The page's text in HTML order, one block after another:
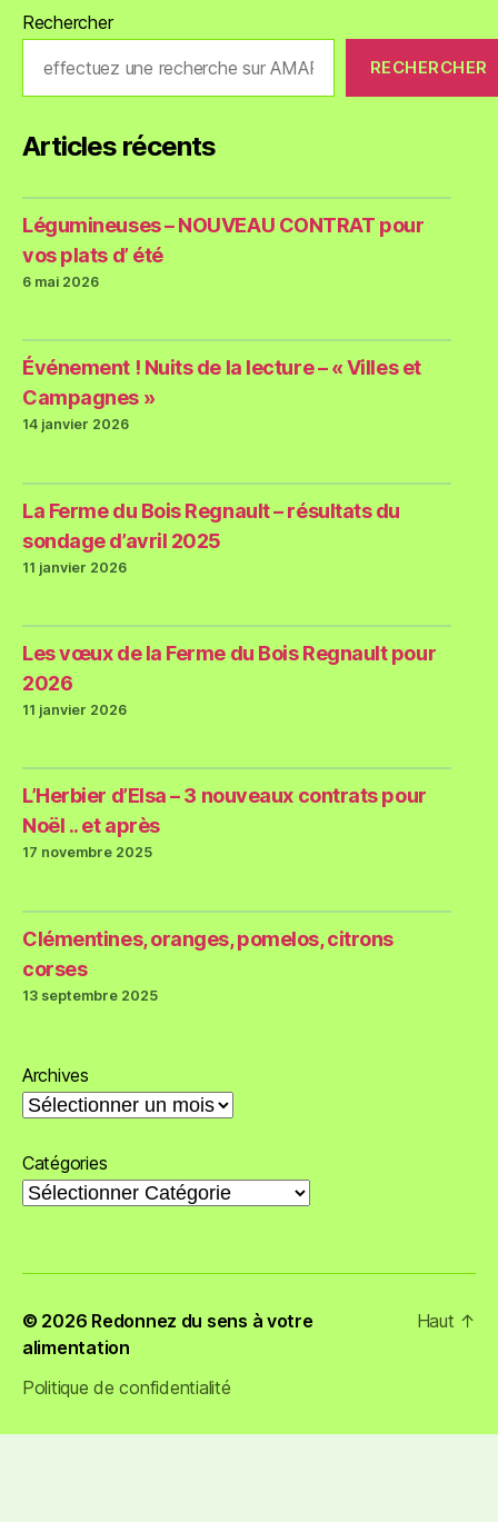
Rechercher
RECHERCHER
Articles récents
Légumineuses – NOUVEAU CONTRAT pour
vos plats d’ été
6 mai 2026
Événement ! Nuits de la lecture – « Villes et
Campagnes »
14 janvier 2026
La Ferme du Bois Regnault – résultats du
sondage d’avril 2025
11 janvier 2026
Les vœux de la Ferme du Bois Regnault pour
2026
11 janvier 2026
L’Herbier d’Elsa – 3 nouveaux contrats pour
Noël .. et après
17 novembre 2025
Clémentines, oranges, pomelos, citrons
corses
13 septembre 2025
Archives
Catégories
© 2026 Redonnez du sens à votre
alimentation
Politique de confidentialité
Haut ↑